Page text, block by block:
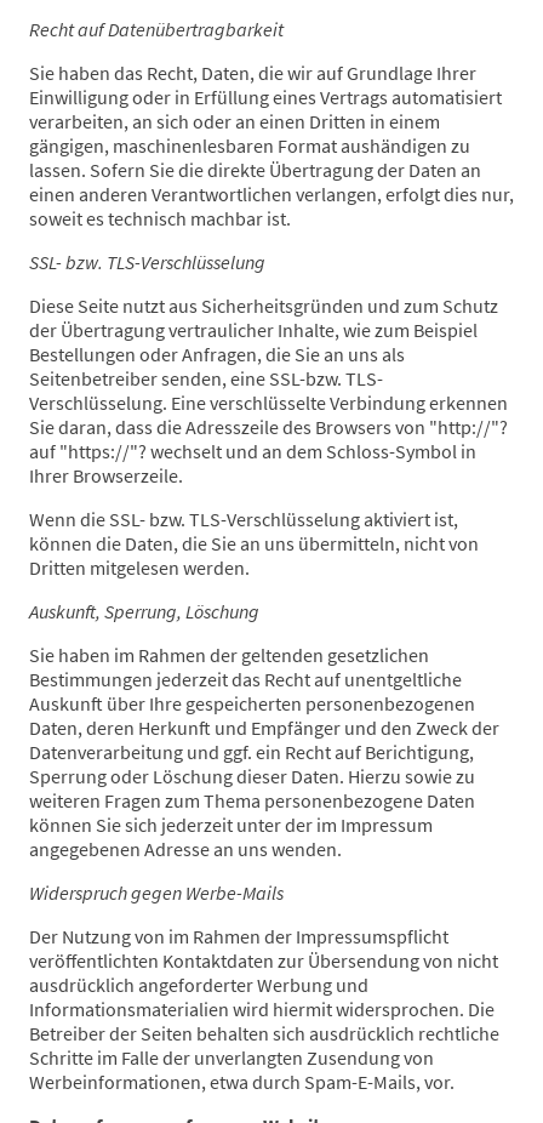
Recht auf Datenübertragbarkeit
Sie haben das Recht, Daten, die wir auf Grundlage Ihrer
Einwilligung oder in Erfüllung eines Vertrags automatisiert
verarbeiten, an sich oder an einen Dritten in einem
gängigen, maschinenlesbaren Format aushändigen zu
lassen. Sofern Sie die direkte Übertragung der Daten an
einen anderen Verantwortlichen verlangen, erfolgt dies nur,
soweit es technisch machbar ist.
SSL- bzw. TLS-Verschlüsselung
Diese Seite nutzt aus Sicherheitsgründen und zum Schutz
der Übertragung vertraulicher Inhalte, wie zum Beispiel
Bestellungen oder Anfragen, die Sie an uns als
Seitenbetreiber senden, eine SSL-bzw. TLS-
Verschlüsselung. Eine verschlüsselte Verbindung erkennen
Sie daran, dass die Adresszeile des Browsers von "http://"?
auf "https://"? wechselt und an dem Schloss-Symbol in
Ihrer Browserzeile.
Wenn die SSL- bzw. TLS-Verschlüsselung aktiviert ist,
können die Daten, die Sie an uns übermitteln, nicht von
Dritten mitgelesen werden.
Auskunft, Sperrung, Löschung
Sie haben im Rahmen der geltenden gesetzlichen
Bestimmungen jederzeit das Recht auf unentgeltliche
Auskunft über Ihre gespeicherten personenbezogenen
Daten, deren Herkunft und Empfänger und den Zweck der
Datenverarbeitung und ggf. ein Recht auf Berichtigung,
Sperrung oder Löschung dieser Daten. Hierzu sowie zu
weiteren Fragen zum Thema personenbezogene Daten
können Sie sich jederzeit unter der im Impressum
angegebenen Adresse an uns wenden.
Widerspruch gegen Werbe-Mails
Der Nutzung von im Rahmen der Impressumspflicht
veröffentlichten Kontaktdaten zur Übersendung von nicht
ausdrücklich angeforderter Werbung und
Informationsmaterialien wird hiermit widersprochen. Die
Betreiber der Seiten behalten sich ausdrücklich rechtliche
Schritte im Falle der unverlangten Zusendung von
Werbeinformationen, etwa durch Spam-E-Mails, vor.